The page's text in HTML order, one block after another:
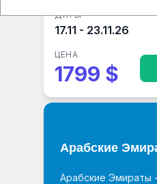
ДАТЫ
17.11 - 23.11.26
ЦЕНА
1799 $
Арабские
Арабские Эмираты